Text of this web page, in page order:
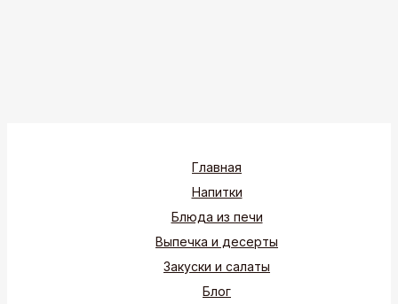
Главная
Напитки
Блюда из печи
Выпечка и десерты
Закуски и салаты
Блог